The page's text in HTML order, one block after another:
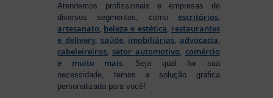
Atendemos profissionais e empresas de
diversos segmentos, como escritórios,
artesanato, beleza e estética, restaurantes
e delivery, saúde, imobiliárias, advocacia,
cabeleireiros, setor automotivo, comércio
e muito mais . Seja qual for sua
necessidade, temos a solução gráfica
personalizada para você!